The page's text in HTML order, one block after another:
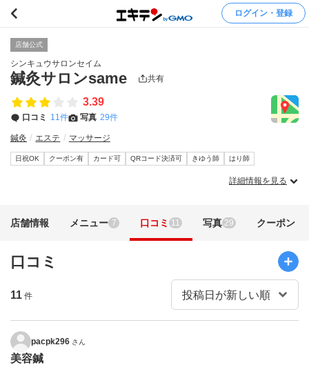
ログイン・登録
店舗公式
シンキュウサロンセイム
鍼灸サロンsame 共有
3.39
口コミ 11件 写真 29件
鍼灸 エステ マッサージ
日祝OK クーポン有 カード可 QRコード決済可 きゆう師 はり師
詳細情報を見る
店舗情報 メニュー 7 口コミ 11 写真 29 クーポン
口コミ
11 件
pacpk296 さん
美容鍼